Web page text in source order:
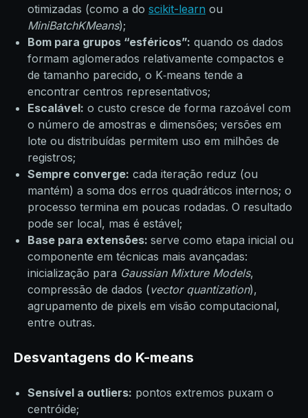
otimizadas (como a do scikit-learn ou
MiniBatchKMeans);
Bom para grupos “esféricos”: quando os dados
formam aglomerados relativamente compactos e
de tamanho parecido, o K‑means tende a
encontrar centros representativos;
Escalável: o custo cresce de forma razoável com
o número de amostras e dimensões; versões em
lote ou distribuídas permitem uso em milhões de
registros;
Sempre converge: cada iteração reduz (ou
mantém) a soma dos erros quadráticos internos; o
processo termina em poucas rodadas. O resultado
pode ser local, mas é estável;
Base para extensões: serve como etapa inicial ou
componente em técnicas mais avançadas:
inicialização para Gaussian Mixture Models,
compressão de dados (vector quantization),
agrupamento de pixels em visão computacional,
entre outras.
Desvantagens do K-means
Sensível a outliers: pontos extremos puxam o
centróide;